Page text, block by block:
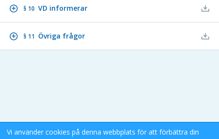
§ 10 VD informerar
§ 11 Övriga frågor
Vi använder cookies på denna webbplats för att förbättra din